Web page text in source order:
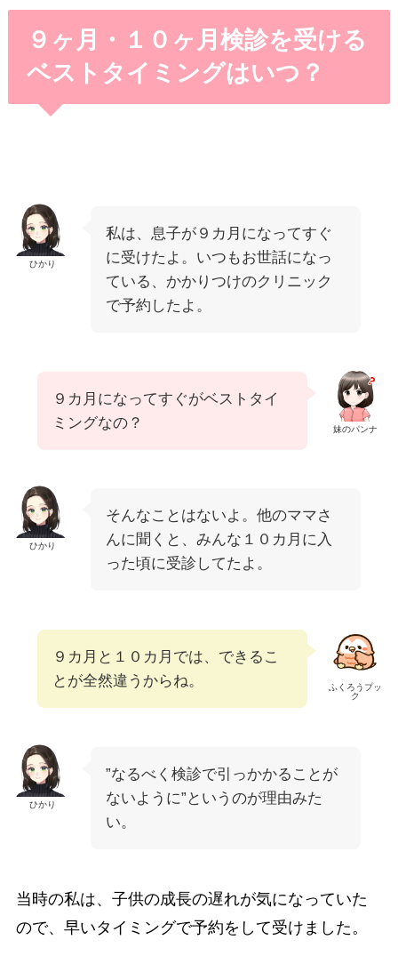
９ヶ月・１０ヶ月検診を受ける
ベストタイミングはいつ？
ひかり
私は、息子が９カ月になってすぐ
に受けたよ。いつもお世話になっ
ている、かかりつけのクリニック
で予約したよ。
妹のパンナ
９カ月になってすぐがベストタイ
ミングなの？
ひかり
そんなことはないよ。他のママさ
んに聞くと、みんな１０カ月に入
った頃に受診してたよ。
ふくろうプッ
ク
９カ月と１０カ月では、できるこ
とが全然違うからね。
ひかり
”なるべく検診で引っかかることが
ないように”というのが理由みた
い。
当時の私は、子供の成長の遅れが気になっていた
ので、早いタイミングで予約をして受けました。